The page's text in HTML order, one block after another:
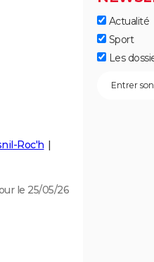
Roc'h
le 25/05/26
Actualité
Sport
Les